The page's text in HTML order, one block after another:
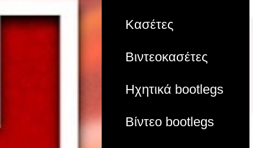
Κασέτες
Βιντεοκασέτες
Ηχητικά bootlegs
Βίντεο bootlegs